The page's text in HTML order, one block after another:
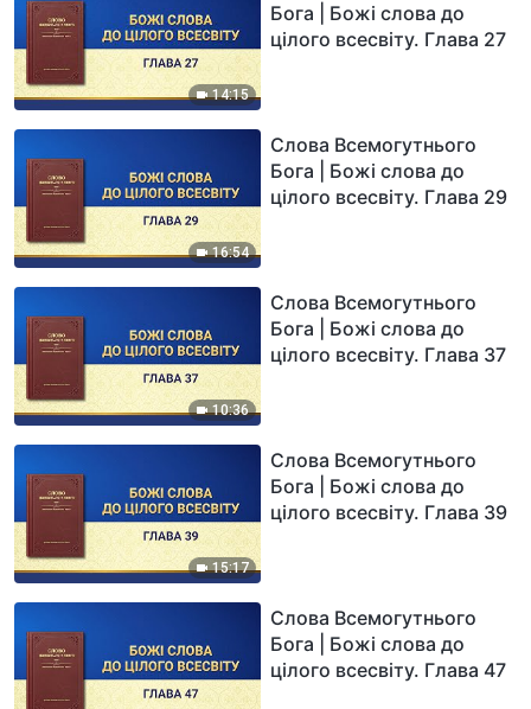
14:15
Бога | Божі слова до
цілого всесвіту. Глава 27
16:54
Слова Всемогутнього
Бога | Божі слова до
цілого всесвіту. Глава 29
10:36
Слова Всемогутнього
Бога | Божі слова до
цілого всесвіту. Глава 37
15:17
Слова Всемогутнього
Бога | Божі слова до
цілого всесвіту. Глава 39
Слова Всемогутнього
Бога | Божі слова до
цілого всесвіту. Глава 47